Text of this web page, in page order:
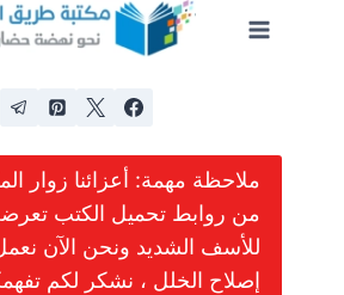
ملاحظة مهمة: أعزائنا زوار
من روابط تحميل الكتب
للأسف الشديد ونحن الآن
إصلاح الخلل ، نشكر لكم